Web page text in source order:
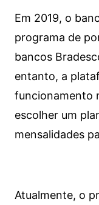
Em 2019, o
programa de
bancos
entanto, a
funcionamento
escolher um
mensalidades
Atualmente, o